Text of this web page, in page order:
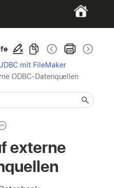
mit FileMaker
ODBC-Datenquellen
externe